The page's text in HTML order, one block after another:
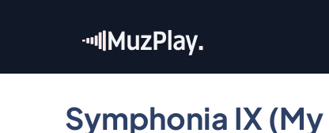
conteúdo
Symphonia IX (My